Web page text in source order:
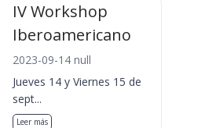
IV Workshop
Iberoamericano
2023-09-14 null
Jueves 14 y Viernes 15 de
sept...
Leer más